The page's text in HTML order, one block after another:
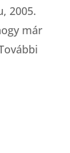
2005.
már